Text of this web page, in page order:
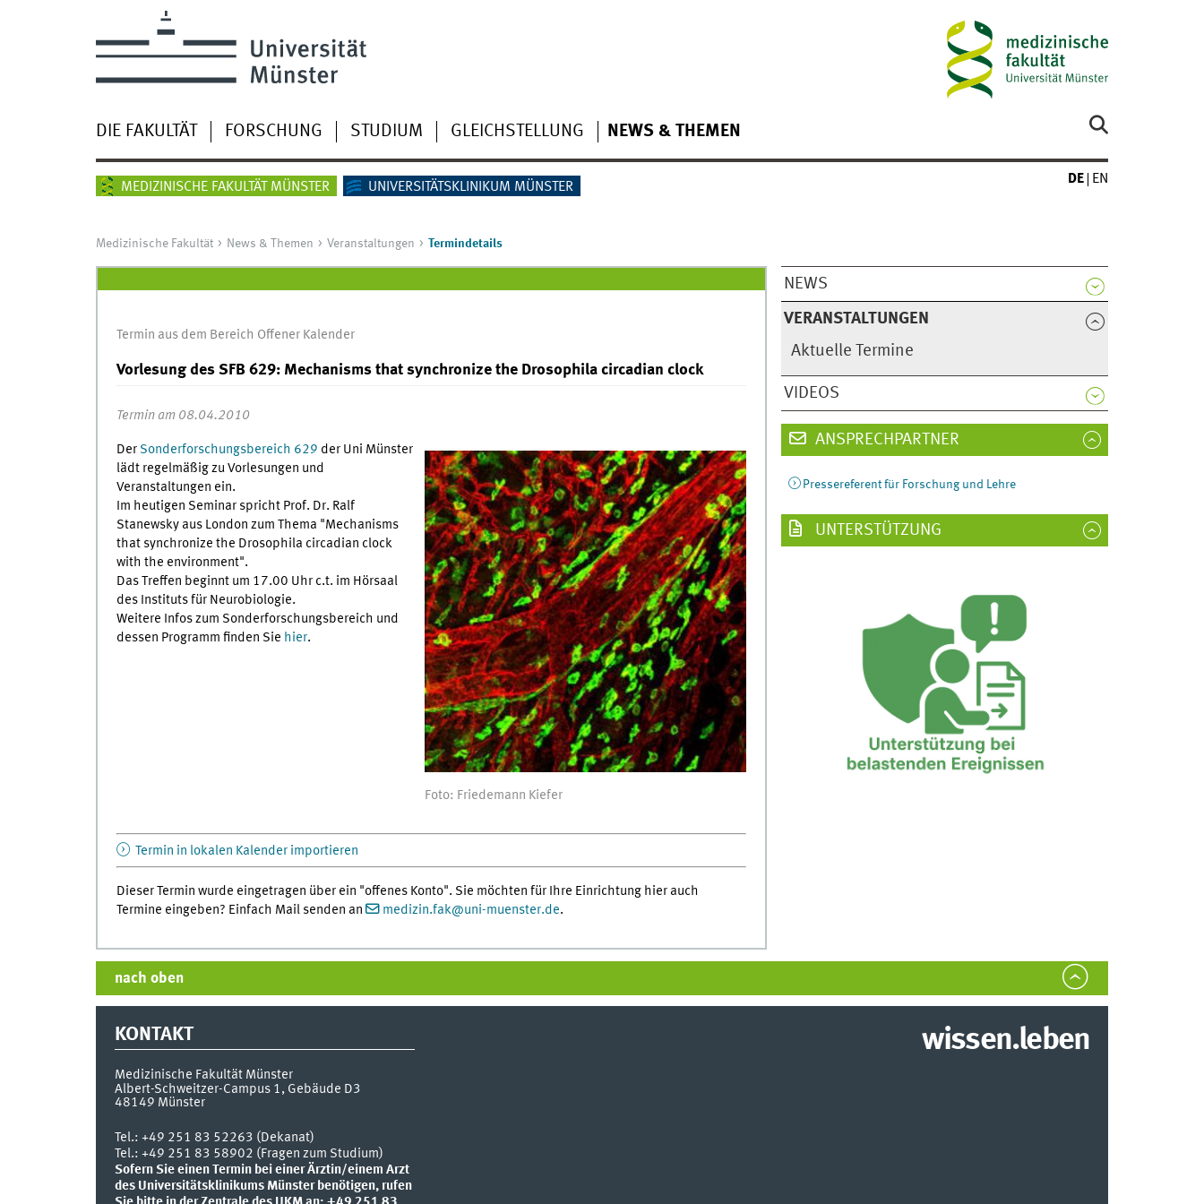
DIE FAKULTÄT FORSCHUNG STUDIUM GLEICHSTELLUNG NEWS & THEMEN
MEDIZINISCHE FAKULTÄT MÜNSTER UNIVERSITÄTSKLINIKUM MÜNSTER
DE EN
Medizinische Fakultät News & Themen Veranstaltungen Termindetails
NEWS
VERANSTALTUNGEN
Aktuelle Termine
VIDEOS
Termin aus dem Bereich Offener Kalender
Vorlesung des SFB 629: Mechanisms that synchronize the Drosophila circadian clock
Termin am 08.04.2010
Foto: Friedemann Kiefer
Der Sonderforschungsbereich 629 der Uni Münster
lädt regelmäßig zu Vorlesungen und
Veranstaltungen ein.
Im heutigen Seminar spricht Prof. Dr. Ralf
Stanewsky aus London zum Thema "Mechanisms
that synchronize the Drosophila circadian clock
with the environment".
Das Treffen beginnt um 17.00 Uhr c.t. im Hörsaal
des Instituts für Neurobiologie.
Weitere Infos zum Sonderforschungsbereich und
dessen Programm finden Sie hier.
Termin in lokalen Kalender importieren
Dieser Termin wurde eingetragen über ein "offenes Konto". Sie möchten für Ihre Einrichtung hier auch
Termine eingeben? Einfach Mail senden an
medizin.fak@uni-muenster.de.
ANSPRECHPARTNER
Pressereferent für Forschung und Lehre
UNTERSTÜTZUNG
nach oben
KONTAKT
Medizinische Fakultät Münster
Albert-Schweitzer-Campus 1, Gebäude D3
48149 Münster
Tel.: +49 251 83 52263 (Dekanat)
Tel.: +49 251 83 58902 (Fragen zum Studium)
Sofern Sie einen Termin bei einer Ärztin/einem Arzt
des Universitätsklinikums Münster benötigen, rufen
wissen.leben